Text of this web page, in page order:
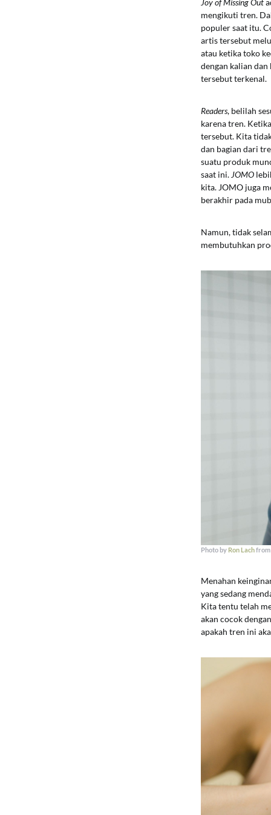
mengikuti tren.
populer saat itu.
artis tersebut
atau ketika toko
dengan kalian
tersebut terkenal.
Readers, belilah
karena tren.
tersebut. Kita
dan bagian dari
suatu produk
saat ini. JOMO
kita. JOMO juga
berakhir pada
Namun, tidak
membutuhkan
Photo by Ron Lachfrom
Menahan
yang sedang
Kita tentu telah
akan cocok
apakah tren ini